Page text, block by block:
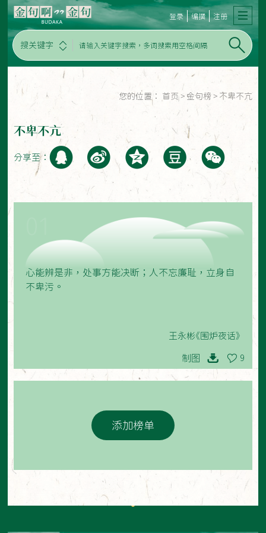
搜关键字
登录 编撰 注册
您的位置： 首页 > 金句榜 > 不卑不亢
不卑不亢
分享至：
心能辨是非，处事方能决断；人不忘廉耻，立身自
不卑污。
王永彬《围炉夜话》
制图 9
添加榜单